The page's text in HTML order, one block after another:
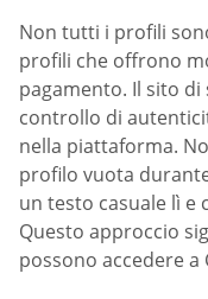
Non tutti i profili
profili che offrono
pagamento. Il sito
controllo di
nella piattaforma.
profilo vuota
un testo casuale lì e
Questo approccio
possono accedere